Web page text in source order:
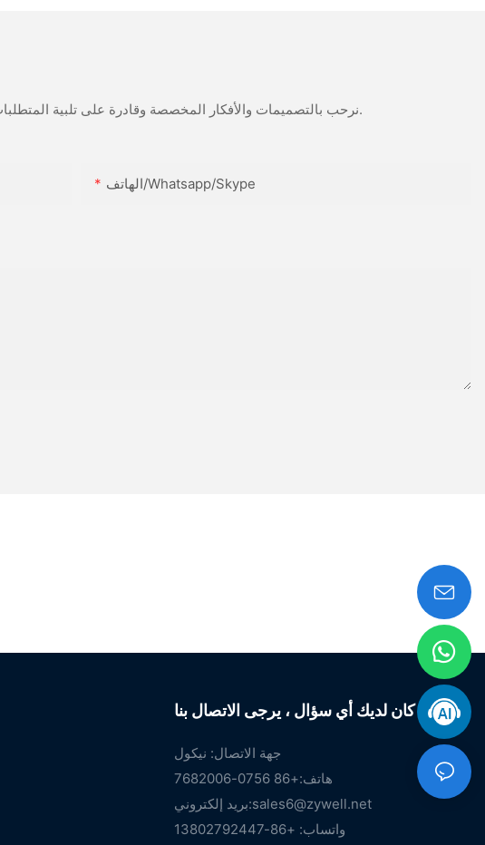
نرحب بالتصميمات والأفكار المخصصة وقادرة على تلبية المتطلبات المحددة. لمزيد من المعلومات، يرجى زيارة الموقع الإلكتروني أو الاتصال بنا مباشرة مع أسئلة أو استفسارات.
الهاتف/Whatsapp/Skype
إذا كان لديك أي سؤال ، يرجى الاتصال بنا.
جهة الاتصال: نيكول
هاتف:+86 0756-7682006
بريد إلكتروني:sales6@zywell.net
واتساب: +86-13802792447